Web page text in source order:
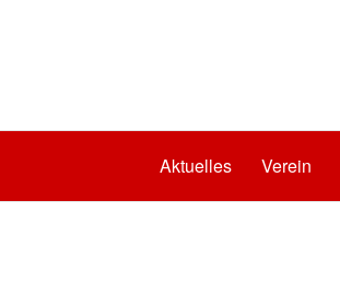
Aktuelles Verein